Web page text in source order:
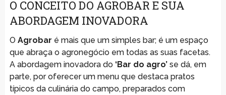
O CONCEITO DO AGROBAR E SUA
ABORDAGEM INOVADORA
O Agrobar é mais que um simples bar; é um espaço
que abraça o agronegócio em todas as suas facetas.
A abordagem inovadora do ‘Bar do agro’se dá, em
parte, por oferecer um menu que destaca pratos
típicos da culinária do campo, preparados com